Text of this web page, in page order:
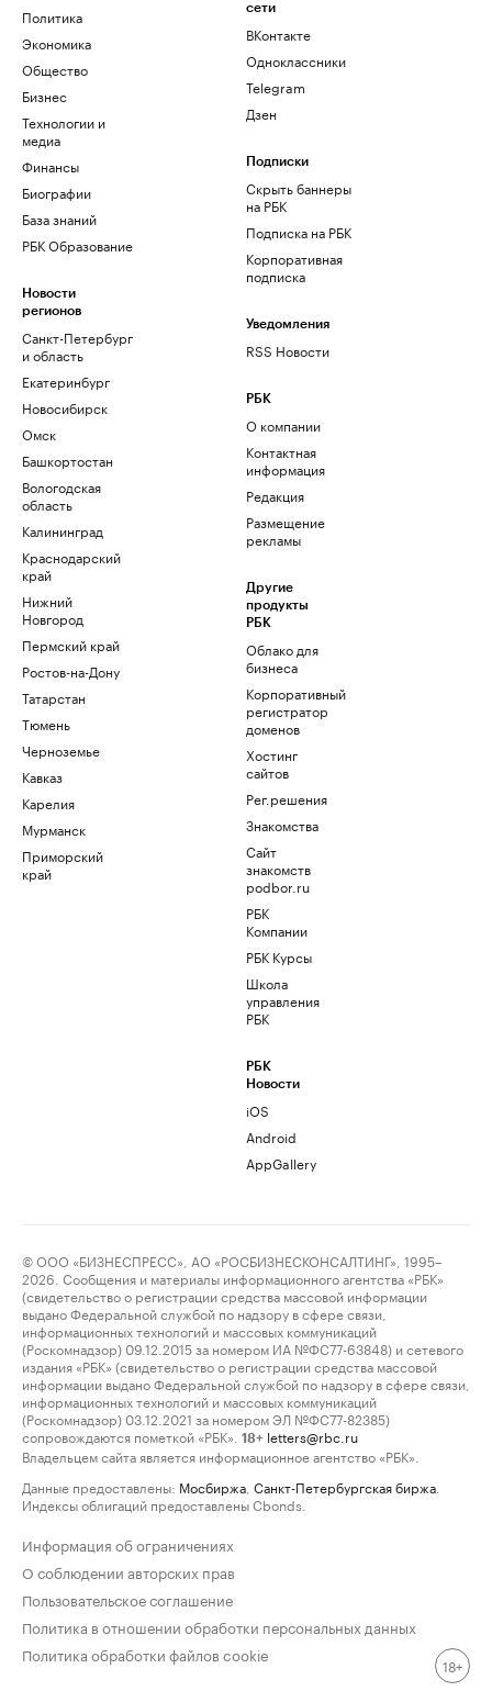
Политика
Экономика
Общество
Бизнес
Технологии и
медиа
Финансы
Биографии
База знаний
РБК Образование
Новости
регионов
Санкт-Петербург
и область
Екатеринбург
Новосибирск
Омск
Башкортостан
Вологодская
область
Калининград
Краснодарский
край
Нижний
Новгород
Пермский край
Ростов-на-Дону
Татарстан
Тюмень
Черноземье
Кавказ
Карелия
Мурманск
Приморский
край
сети
ВКонтакте
Одноклассники
Telegram
Дзен
Подписки
Скрыть баннеры
на РБК
Подписка на РБК
Корпоративная
подписка
Уведомления
RSS Новости
РБК
О компании
Контактная
информация
Редакция
Размещение
рекламы
Другие
продукты
РБК
Облако для
бизнеса
Корпоративный
регистратор
доменов
Хостинг
сайтов
Рег.решения
Знакомства
Сайт
знакомств
podbor.ru
РБК
Компании
РБК Курсы
Школа
управления
РБК
РБК
Новости
iOS
Android
AppGallery
© ООО «БИЗНЕСПРЕСС», АО «РОСБИЗНЕСКОНСАЛТИНГ», 1995–
2026. Сообщения и материалы информационного агентства «РБК»
(свидетельство о регистрации средства массовой информации
выдано Федеральной службой по надзору в сфере связи,
информационных технологий и массовых коммуникаций
(Роскомнадзор) 09.12.2015 за номером ИА №ФС77-63848) и сетевого
издания «РБК» (свидетельство о регистрации средства массовой
информации выдано Федеральной службой по надзору в сфере связи,
информационных технологий и массовых коммуникаций
(Роскомнадзор) 03.12.2021 за номером ЭЛ №ФС77-82385)
сопровождаются пометкой «РБК».
18+ letters@rbc.ru
Владельцем сайта является информационное агентство «РБК».
Данные предоставлены: Мосбиржа Санкт-Петербургская биржа
Индексы облигаций предоставлены Cbonds.
Информация об ограничениях
О соблюдении авторских прав
Пользовательское соглашение
Политика в отношении обработки персональных данных
Политика обработки файлов cookie
18+